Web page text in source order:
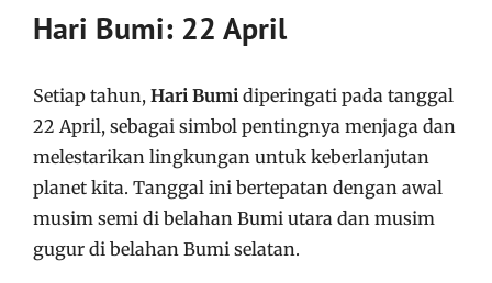
Hari Bumi: 22 April
Setiap tahun, Hari Bumi diperingati pada tanggal
22 April, sebagai simbol pentingnya menjaga dan
melestarikan lingkungan untuk keberlanjutan
planet kita. Tanggal ini bertepatan dengan awal
musim semi di belahan Bumi utara dan musim
gugur di belahan Bumi selatan.